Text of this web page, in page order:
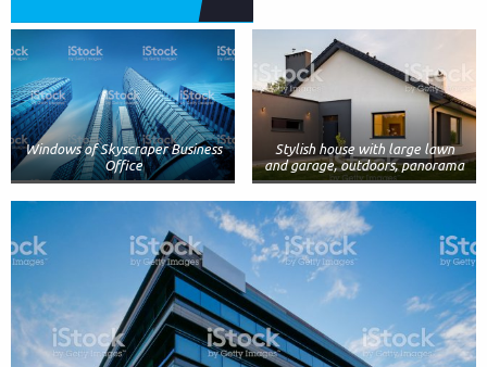
Windows of Skyscraper Business
Office
Stylish house with large lawn
and garage, outdoors, panorama